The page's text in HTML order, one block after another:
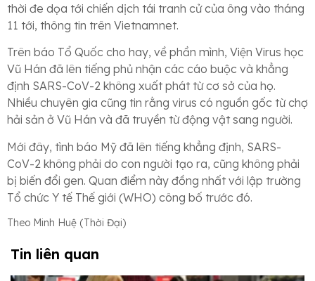
thời đe dọa tới chiến dịch tái tranh cử của ông vào tháng
11 tới, thông tin trên Vietnamnet.
Trên báo Tổ Quốc cho hay, về phần mình, Viện Virus học
Vũ Hán đã lên tiếng phủ nhận các cáo buộc và khẳng
định SARS-CoV-2 không xuất phát từ cơ sở của họ.
Nhiều chuyên gia cũng tin rằng virus có nguồn gốc từ chợ
hải sản ở Vũ Hán và đã truyền từ động vật sang người.
Mới đây, tình báo Mỹ đã lên tiếng khẳng định, SARS-
CoV-2 không phải do con người tạo ra, cũng không phải
bị biến đổi gen. Quan điểm này đồng nhất với lập trường
Tổ chức Y tế Thế giới (WHO) công bố trước đó.
Theo Minh Huệ (Thời Đại)
Tin liên quan